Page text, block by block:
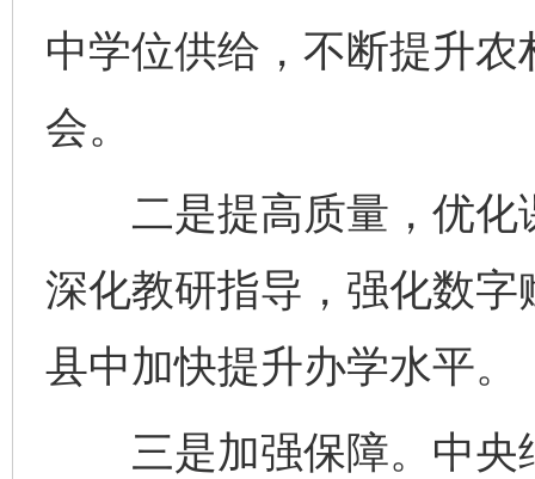
中学位供给，不断提升
会。
二是提高质量，优化
深化教研指导，强化数
县中加快提升办学水平。
三是加强保障。中央